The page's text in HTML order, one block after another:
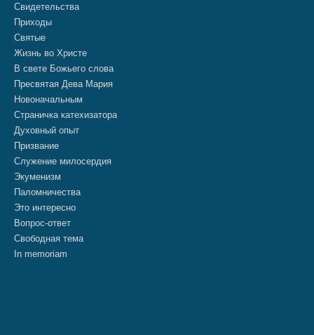
Свидетельства
Приходы
Святые
Жизнь во Христе
В свете Божьего слова
Пресвятая Дева Мария
Новоначальным
Страничка катехизатора
Духовный опыт
Призвание
Служение милосердия
Экуменизм
Паломничества
Это интересно
Вопрос-ответ
Свободная тема
In memoriam